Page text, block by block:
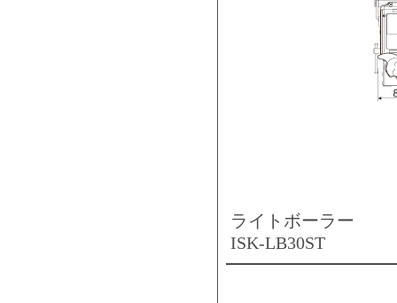
ライトボーラー
ISK-LB30ST